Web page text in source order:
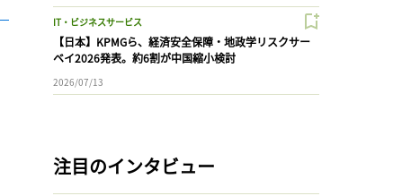
IT・ビジネスサービス
【日本】KPMGら、経済安全保障・地政学リスクサー
ベイ2026発表。約6割が中国縮小検討
2026/07/13
注目のインタビュー